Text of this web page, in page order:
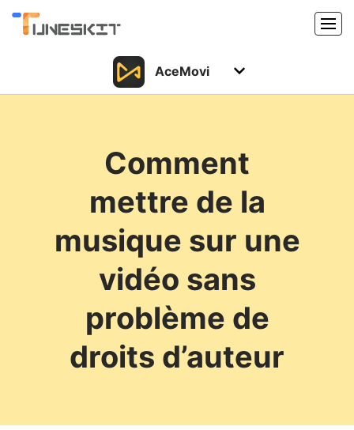
Produits
Support
Centre de téléchargement
AceMovi
Support
Ressources
Télécharger
Comment
mettre de la
musique sur une
vidéo sans
problème de
droits d’auteur